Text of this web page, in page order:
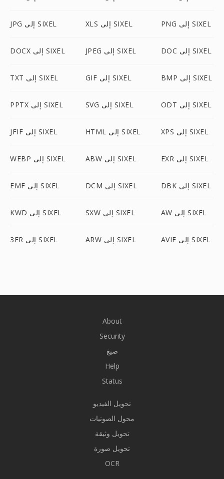
JPG إلى SIXEL XLS إلى SIXEL PNG إلى SIXEL
DOCX إلى SIXEL JPEG إلى SIXEL DOC إلى SIXEL
TXT إلى SIXEL GIF إلى SIXEL BMP إلى SIXEL
PPTX إلى SIXEL SVG إلى SIXEL ODT إلى SIXEL
JFIF إلى SIXEL HTML إلى SIXEL XPS إلى SIXEL
WEBP إلى SIXEL ABW إلى SIXEL EXR إلى SIXEL
EMF إلى SIXEL DCM إلى SIXEL DBK إلى SIXEL
KWD إلى SIXEL SXW إلى SIXEL AW إلى SIXEL
3FR إلى SIXEL ARW إلى SIXEL AVIF إلى SIXEL
About
Security
صيغ
Help
Status
تحويل الفيديو
محول الصوتيات
تحويل وثيقة
تحويل صورة
OCR